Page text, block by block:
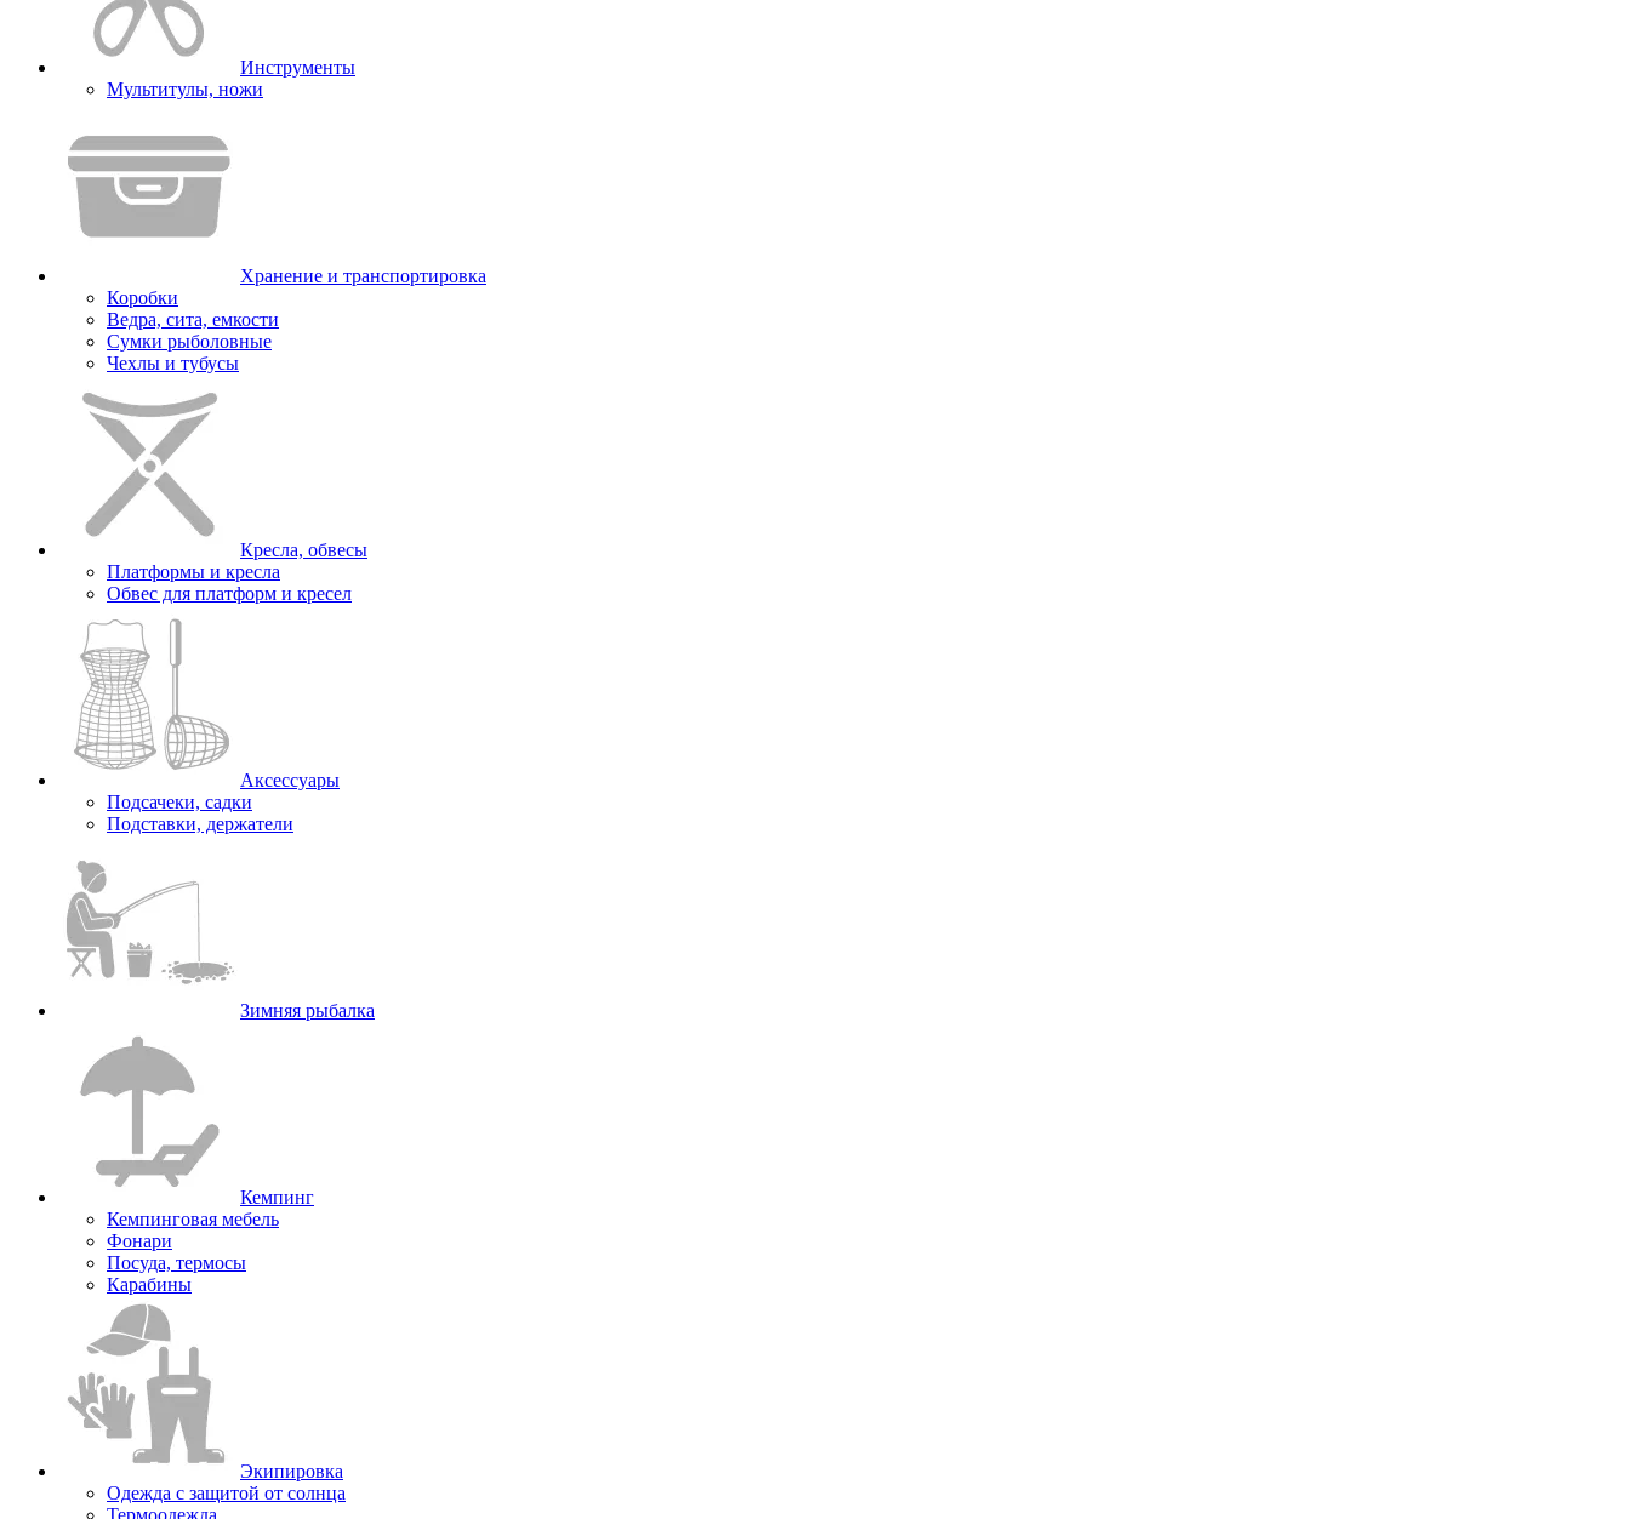
Инструменты
Мультитулы, ножи
Хранение и транспортировка
Коробки
Ведра, сита, емкости
Сумки рыболовные
Чехлы и тубусы
Кресла, обвесы
Платформы и кресла
Обвес для платформ и кресел
Аксессуары
Подсачеки, садки
Подставки, держатели
Зимняя рыбалка
Кемпинг
Кемпинговая мебель
Фонари
Посуда, термосы
Карабины
Экипировка
Одежда с защитой от солнца
Термоодежда